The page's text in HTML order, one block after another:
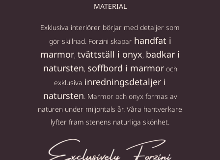
MATERIAL
Exklusiva interiörer börjar med detaljer som
gör skillnad. Forzini skapar handfat i
marmor, tvättställ i onyx, badkar i
natursten, soffbord i marmoroch
exklusiva inredningsdetaljer i
natursten. Marmor och onyx formas av
naturen under miljontals år. Våra hantverkare
lyfter fram stenens naturliga skönhet.